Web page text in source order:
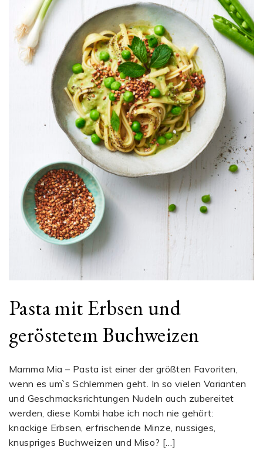
Pasta mit Erbsen und
geröstetem Buchweizen
Mamma Mia – Pasta ist einer der größten Favoriten,
wenn es um`s Schlemmen geht. In so vielen Varianten
und Geschmacksrichtungen Nudeln auch zubereitet
werden, diese Kombi habe ich noch nie gehört:
knackige Erbsen, erfrischende Minze, nussiges,
knuspriges Buchweizen und Miso? […]